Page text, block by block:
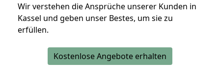
Wir verstehen die Ansprüche unserer Kunden in
Kassel und geben unser Bestes, um sie zu
erfüllen.
Kostenlose Angebote erhalten